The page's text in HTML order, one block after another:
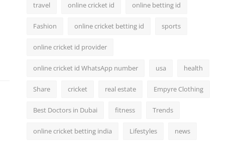
travel online cricket id online betting id
Fashion online cricket betting id sports
online cricket id provider
online cricket id WhatsApp number usa health
Share cricket real estate Empyre Clothing
Best Doctors in Dubai fitness Trends
online cricket betting india Lifestyles news